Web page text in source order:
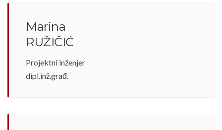
Marina
RUŽIČIĆ
Projektni inženjer
dipl.inž.građ.